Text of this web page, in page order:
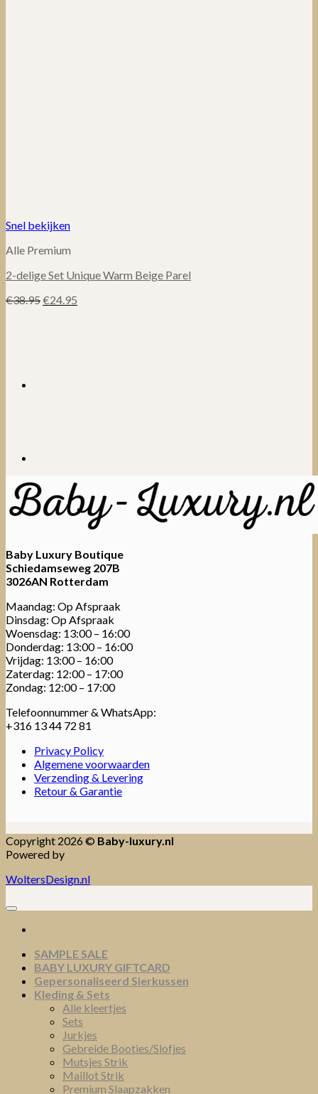
Snel bekijken
Alle Premium
2-delige Set Unique Warm Beige Parel
€38.95Oorspronkelijke
€24.95
Baby Luxury Boutique
Schiedamseweg 207B
3026AN Rotterdam
Maandag: Op Afspraak
Dinsdag: Op Afspraak
Woensdag: 13:00 – 16:00
Donderdag: 13:00 – 16:00
Vrijdag: 13:00 – 16:00
Zaterdag: 12:00 – 17:00
Zondag: 12:00 – 17:00
Telefoonnummer & WhatsApp:
+316 13 44 72 81
Privacy Policy
Algemene voorwaarden
Verzending & Levering
Retour & Garantie
Copyright 2026 © Baby-luxury.nl
Powered by
WoltersDesign.nl
SAMPLE SALE
BABY LUXURY GIFTCARD
Gepersonaliseerd Sierkussen
Kleding & Sets
Alle kleertjes
Sets
Jurkjes
Gebreide Booties/Slofjes
Mutsjes Strik
Maillot Strik
Premium Slaapzakken